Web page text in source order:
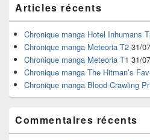
principale
de
widget
pour
barre
latérale
Articles récents
Chronique manga Hotel Inhumans
Chronique manga Meteoria T2 31/
Chronique manga Meteoria T1 31/
Chronique manga The Hitman’s
Chronique manga Blood-Crawling
Commentaires récents